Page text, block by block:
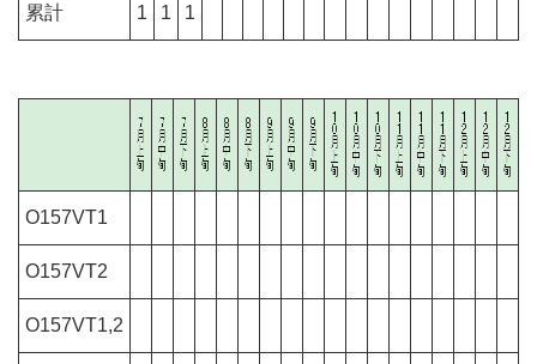
累計 1 1 1
O157VT1
O157VT2
O157VT1,2